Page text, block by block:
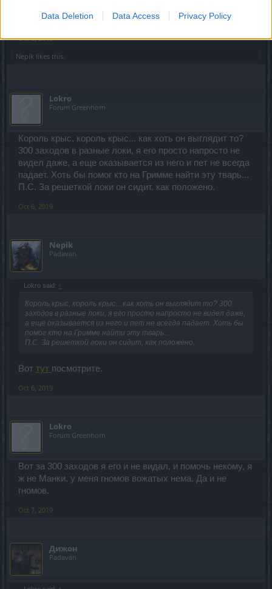
Data Deletion Data Access Privacy Policy
Кому то - гуд, а по мне так дичайший минус....
Oct 5, 2019
Nepik likes this.
Lokro
Forum Greenhorn
Король крыс, король крыс... как хоть он выглядит то?
300 заходов в разные локи, я его просто напросто не
видел даже, а еще оказывается из него и пет не всегда
падает. Хоть бы помог кто на Гримме найти эту тварь...
П.С. За решеткой локи он сидит, как положено.
Oct 6, 2019
Nepik
Padavan
Lokro said: ↑
Король крыс, король крыс... как хоть он выглядит то? 300
заходов в разные локи, я его просто напросто не видел даже,
а еще оказывается из него и пет не всегда падает. Хоть бы
помог кто на Гримме найти эту тварь...
П.С. За решеткой локи он сидит, как положено.
Вот тут посмотрите.
Oct 6, 2019
Lokro
Forum Greenhorn
Вот за 300 заходов я его и не видал, и помочь некому, я
ж не Манки, у меня гномов вожатых нема. Да и не
гномов.
Oct 7, 2019
Дижон
Padavan